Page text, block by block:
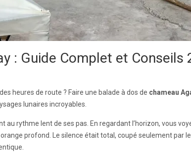
: Guide Complet et Conseils
heures de route ? Faire une balade à dos de chameau
lunaires incroyables.
au rythme lent de ses pas. En regardant l’horizon, vous
profond. Le silence était total, coupé seulement par